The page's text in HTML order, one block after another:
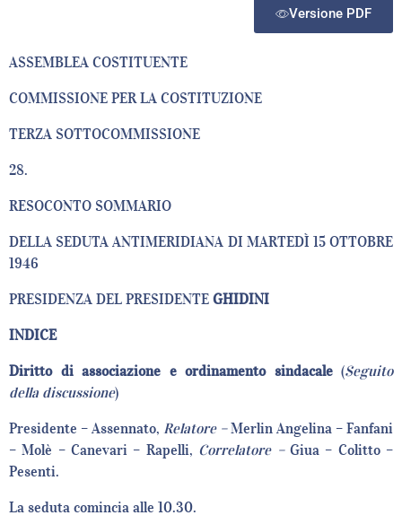
Versione PDF
ASSEMBLEA COSTITUENTE
COMMISSIONE PER LA COSTITUZIONE
TERZA SOTTOCOMMISSIONE
28.
RESOCONTO SOMMARIO
DELLA SEDUTA ANTIMERIDIANA DI MARTEDÌ 15 OTTOBRE
1946
PRESIDENZA DEL PRESIDENTE GHIDINI
INDICE
Diritto di associazione e ordinamento sindacale (Seguito
della discussione)
Presidente – Assennato, Relatore –Merlin Angelina – Fanfani
– Molè – Canevari – Rapelli, Correlatore – Giua – Colitto –
Pesenti.
La seduta comincia alle 10.30.